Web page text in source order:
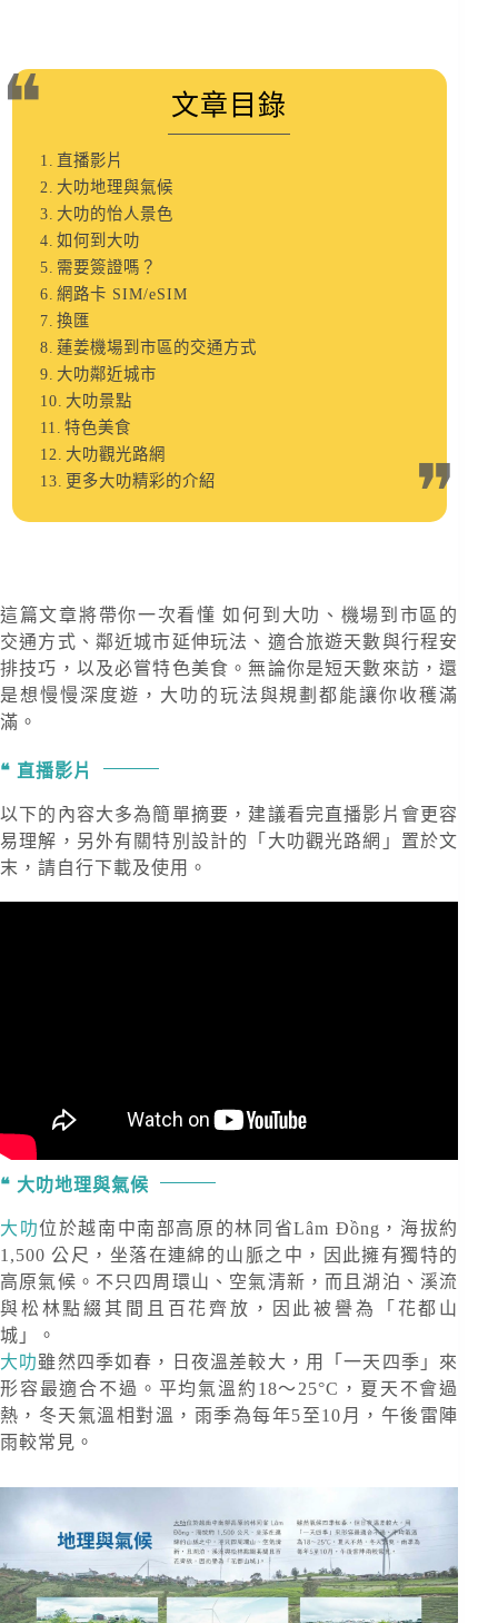
文章目錄
直播影片
大叻地理與氣候
大叻的怡人景色
如何到大叻
需要簽證嗎？
網路卡 SIM/eSIM
換匯
蓮姜機場到市區的交通方式
大叻鄰近城市
大叻景點
特色美食
大叻觀光路網
更多大叻精彩的介紹
這篇文章將帶你一次看懂 如何到大叻、機場到市區的
交通方式、鄰近城市延伸玩法、適合旅遊天數與行程安
排技巧，以及必嘗特色美食。無論你是短天數來訪，還
是想慢慢深度遊，大叻的玩法與規劃都能讓你收穫滿
滿。
直播影片
以下的內容大多為簡單摘要，建議看完直播影片會更容
易理解，另外有關特別設計的「大叻觀光路網」置於文
末，請自行下載及使用。
大叻地理與氣候
大叻位於越南中南部高原的林同省Lâm Đồng，海拔約
1,500 公尺，坐落在連綿的山脈之中，因此擁有獨特的
高原氣候。不只四周環山、空氣清新，而且湖泊、溪流
與松林點綴其間且百花齊放，因此被譽為「花都山
城」。
大叻雖然四季如春，日夜溫差較大，用「一天四季」來
形容最適合不過。平均氣溫約18～25°C，夏天不會過
熱，冬天氣溫相對溫，雨季為每年5至10月，午後雷陣
雨較常見。